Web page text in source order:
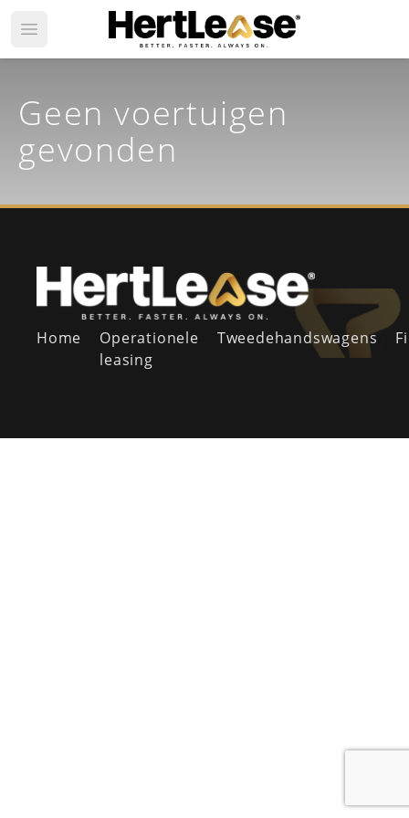
Open main menu
Geen voertuigen
gevonden
Home
Operationele
leasing
Tweedehandswagens